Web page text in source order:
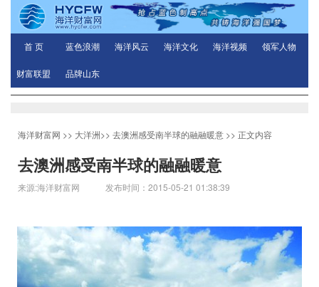
首 页 蓝色浪潮 海洋风云 海洋文化 海洋视频 领军人物
财富联盟 品牌山东
海洋财富网 >> 大洋洲>> 去澳洲感受南半球的融融暖意 >> 正文内容
去澳洲感受南半球的融融暖意
来源:海洋财富网 发布时间：2015-05-21 01:38:39